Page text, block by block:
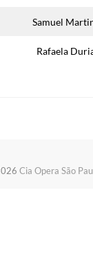
Samuel
Rafaela
Cia Opera São